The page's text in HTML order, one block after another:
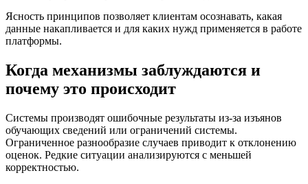
Ясность принципов позволяет клиентам осознавать, какая
данные накапливается и для каких нужд применяется в работе
платформы.
Когда механизмы заблуждаются и
почему это происходит
Системы производят ошибочные результаты из-за изъянов
обучающих сведений или ограничений системы.
Ограниченное разнообразие случаев приводит к отклонению
оценок. Редкие ситуации анализируются с меньшей
корректностью.